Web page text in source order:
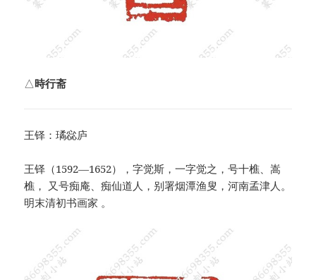
△時行斋
王铎：璚惢庐
王铎（1592—1652），字觉斯，一字觉之，号十樵、嵩
樵， 又号痴庵、痴仙道人，别署烟潭渔叟，河南孟津人。
明末清初书画家 。